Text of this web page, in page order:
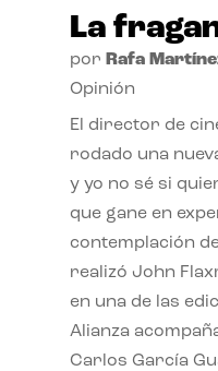
La
por Rafa
Opinión
El director de
rodado una
y yo no sé si
que gane en
contemplación
realizó John
en una de las
Alianza
Carlos García